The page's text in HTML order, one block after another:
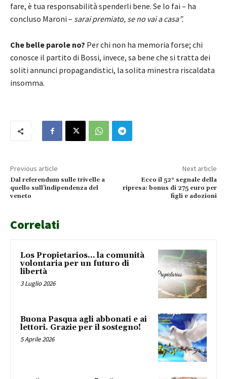
fare, è tua responsabilità spenderli bene. Se lo fai – ha
concluso Maroni – sarai premiato, se no vai a casa”.
Che belle parole no? Per chi non ha memoria forse; chi
conosce il partito di Bossi, invece, sa bene che si tratta dei
soliti annunci propagandistici, la solita minestra riscaldata
insomma.
Previous article
Dal referendum sulle trivelle a
quello sull’indipendenza del
veneto
Next article
Ecco il 52° segnale della
ripresa: bonus di 275 euro per
figli e adozioni
Correlati
Los Propietarios… la comunità
volontaria per un futuro di
libertà
3 Luglio 2026
Buona Pasqua agli abbonati e ai
lettori. Grazie per il sostegno!
5 Aprile 2026